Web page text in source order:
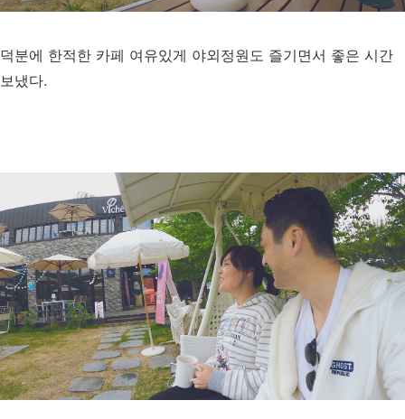
덕분에 한적한 카페 여유있게 야외정원도 즐기면서 좋은 시간
보냈다.